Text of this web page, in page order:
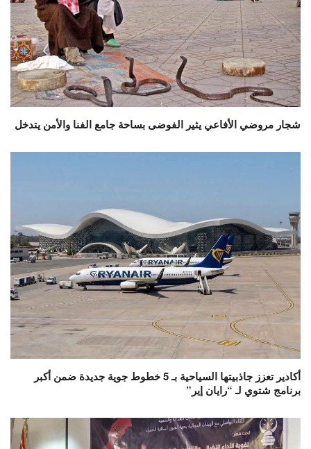
شجار مروضي الأفاعي يثير الفوضى بساحة جامع الفنا والأمن يتدخل
أكادير تعزز جاذبيتها السياحية بـ 5 خطوط جوية جديدة ضمن أكبر
برنامج شتوي لـ “رايان إير”